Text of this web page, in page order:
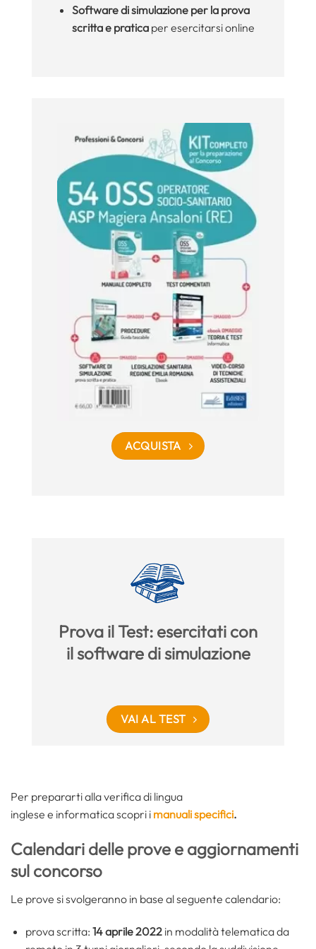
Software di simulazione per la prova
scritta e praticaper esercitarsi online
ACQUISTA
Prova il Test: esercitati con
il software di simulazione
VAI AL TEST
Per prepararti alla verifica di lingua
inglese e informatica scopri i manuali specifici.
Calendari delle prove e aggiornamenti
sul concorso
Le prove si svolgeranno in base al seguente calendario:
prova scritta: 14 aprile 2022in modalità telematica da